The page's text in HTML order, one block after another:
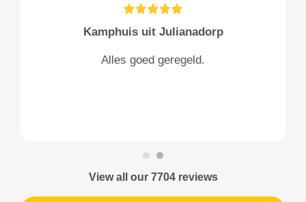
Kamphuis uit Julianadorp
Alles goed geregeld.
View all our 7704 reviews